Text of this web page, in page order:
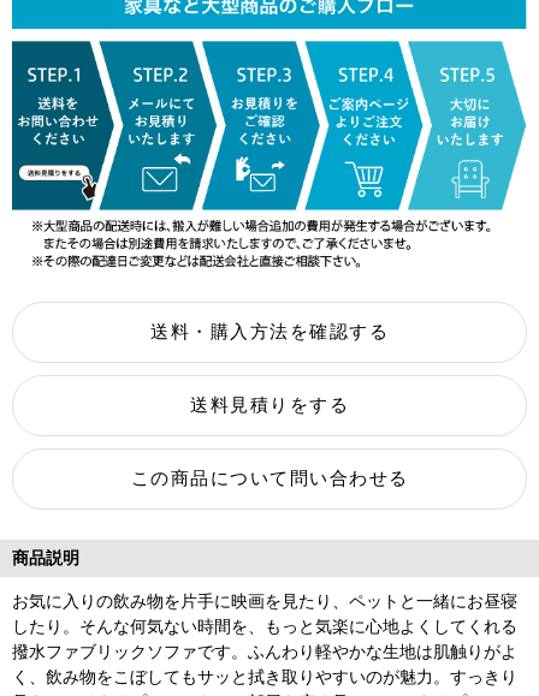
商品説明
お気に入りの飲み物を片手に映画を見たり、ペットと一緒にお昼寝
したり。そんな何気ない時間を、もっと気楽に心地よくしてくれる
撥水ファブリックソファです。ふんわり軽やかな生地は肌触りがよ
く、飲み物をこぼしてもサッと拭き取りやすいのが魅力。すっきり